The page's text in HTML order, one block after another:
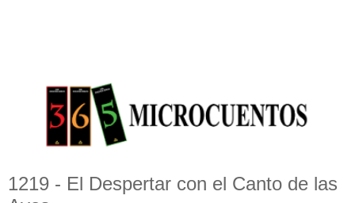
1219 - El Despertar con el Canto de las